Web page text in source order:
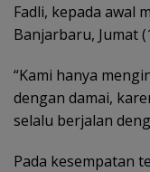
Fadli, kepada awal
Banjarbaru, Jumat
“Kami hanya
dengan damai,
selalu berjalan
Pada kesempatan